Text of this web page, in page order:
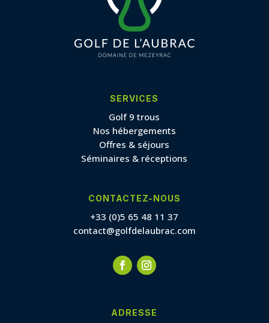
SERVICES
Golf 9 trous
Nos hébergements
Offres & séjours
Séminaires & réceptions
CONTACTEZ-NOUS
+33 (0)5 65 48 11 37
contact@golfdelaubrac.com
ADRESSE